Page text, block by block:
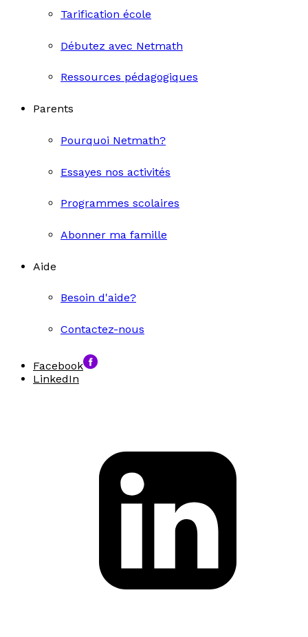
Tarification école
Débutez avec Netmath
Ressources pédagogiques
Parents
Pourquoi Netmath?
Essayes nos activités
Programmes scolaires
Abonner ma famille
Aide
Besoin d'aide?
Contactez-nous
Facebook
LinkedIn